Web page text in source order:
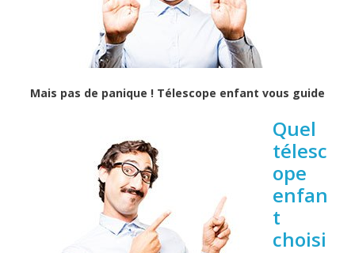
Mais pas de panique ! Télescope enfant vous guide
Quel
télesc
ope
enfan
t
choisi